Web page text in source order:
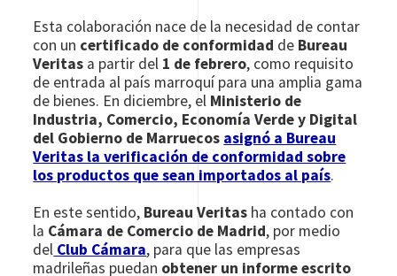
Esta colaboración nace de la necesidad de contar
con un certificado de conformidad de Bureau
Veritas a partir del 1 de febrero, como requisito
de entrada al país marroquí para una amplia gama
de bienes. En diciembre, el Ministerio de
Industria, Comercio, Economía Verde y Digital
del Gobierno de Marruecos asignó a Bureau
Veritas la verificación de conformidad sobre
los productos que sean importados al país.
En este sentido, Bureau Veritas ha contado con
la Cámara de Comercio de Madrid, por medio
del Club Cámara, para que las empresas
madrileñas puedan obtener un informe escrito